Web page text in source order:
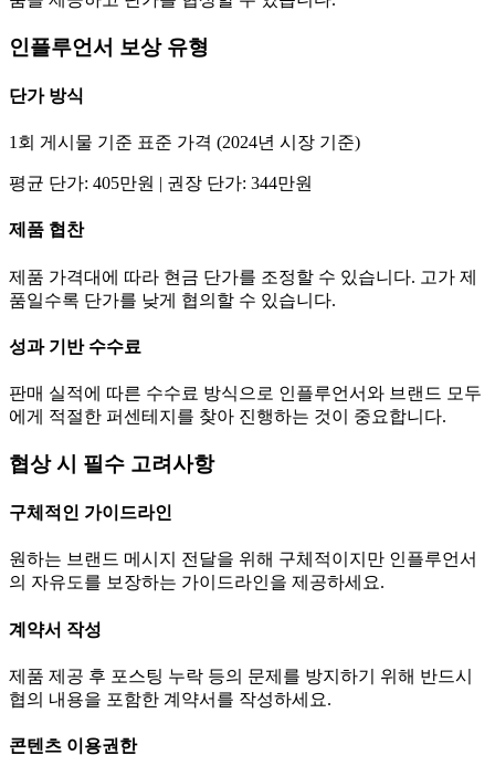
인플루언서 보상 유형
단가방식
1회 게시물 기준 표준 가격 (2024년 시장 기준)
평균 단가: 405만원 | 권장 단가: 344만원
제품 협찬
제품 가격대에 따라 현금 단가를 조정할 수 있습니다. 고가 제
품일수록 단가를 낮게 협의할 수 있습니다.
성과 기반 수수료
판매 실적에 따른 수수료 방식으로 인플루언서와 브랜드 모두
에게 적절한 퍼센테지를 찾아 진행하는 것이 중요합니다.
협상 시 필수 고려사항
구체적인 가이드라인
원하는 브랜드 메시지 전달을 위해 구체적이지만 인플루언서
의 자유도를 보장하는 가이드라인을 제공하세요.
계약서 작성
제품 제공 후 포스팅 누락 등의 문제를 방지하기 위해 반드시
협의 내용을 포함한 계약서를 작성하세요.
콘텐츠 이용권한